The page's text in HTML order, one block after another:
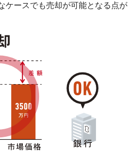
ケースでも売却が可能となる点が